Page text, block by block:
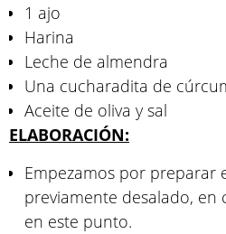
1 ajo
Harina
Leche de almendra
Una cucharadita de
Aceite de oliva y sal
ELABORACIÓN:
Empezamos por preparar
previamente desalado, en
en este punto.